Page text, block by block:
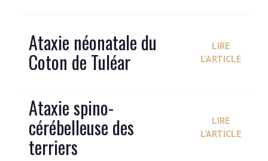
Ataxie néonatale du
Coton de Tuléar
LIRE
L'ARTICLE
Ataxie spino-
cérébelleuse des
terriers
LIRE
L'ARTICLE